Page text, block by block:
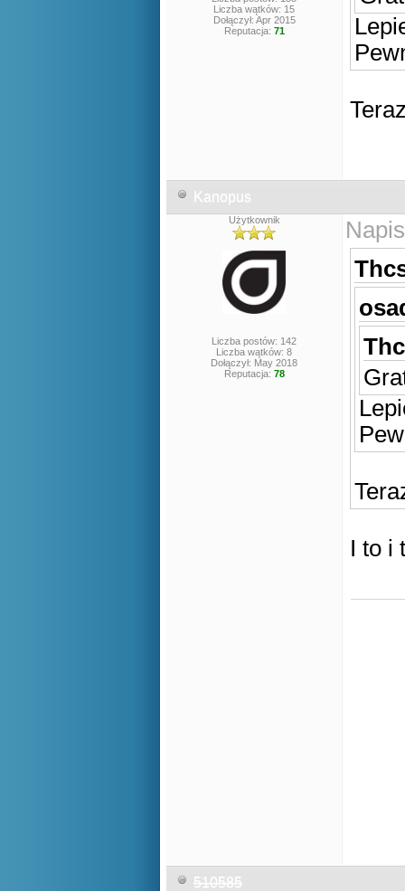
Liczba wątków: 15
Dołączył: Apr 2015
Reputacja: 71
Kanopus
Użytkownik
Liczba postów: 142
Liczba wątków: 8
Dołączył: May 2018
Reputacja: 78
I to i
510585